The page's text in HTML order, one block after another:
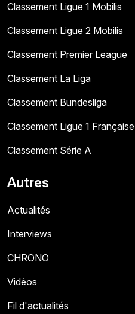
Classement Ligue 1 Mobilis
Classement Ligue 2 Mobilis
Classement Premier League
Classement La Liga
Classement Bundesliga
Classement Ligue 1 Française
Classement Série A
Autres
Actualités
Interviews
CHRONO
Vidéos
Fil d'actualités